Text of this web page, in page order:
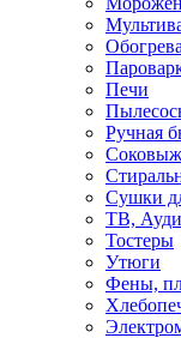
Печи
Ручная
Сушки
ТВ,
Тостеры
Утюги
Фены,